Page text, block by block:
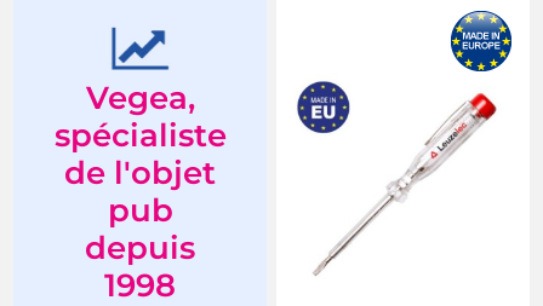
Vegea,
spécialiste
de l'objet
pub
depuis
1998